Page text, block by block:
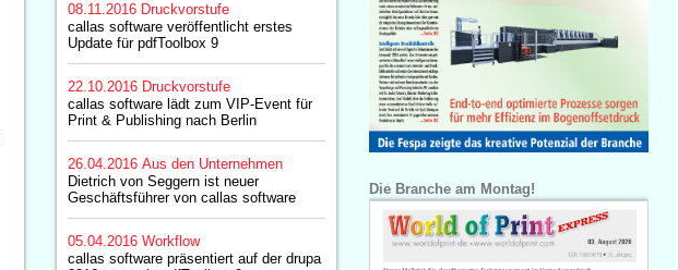
08.11.2016 Druckvorstufe
callas software veröffentlicht erstes
Update für pdfToolbox 9
22.10.2016 Druckvorstufe
callas software lädt zum VIP-Event für
Print & Publishing nach Berlin
26.04.2016 Aus den Unternehmen
Dietrich von Seggern ist neuer
Geschäftsführer von callas software
05.04.2016 Workflow
callas software präsentiert auf der drupa
Die Branche am Montag!